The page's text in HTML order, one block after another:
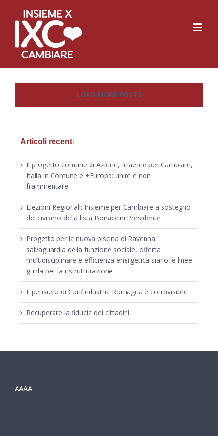
LOAD MORE POSTS
Articoli recenti
Il progetto comune di Azione, Insieme per Cambiare,
Italia in Comune e +Europa: unire e non
frammentare.
Elezioni Regionali: Insieme per Cambiare a sostegno
del civismo della lista Bonaccini Presidente
Progetto per la nuova piscina di Ravenna:
salvaguardia della funzione sociale, offerta
multidisciplinare e efficienza energetica siano le linee
guida per la ristrutturazione
Il pensiero di Confindustria Romagna è condivisibile
Recuperare la fiducia dei cittadini
AAAA